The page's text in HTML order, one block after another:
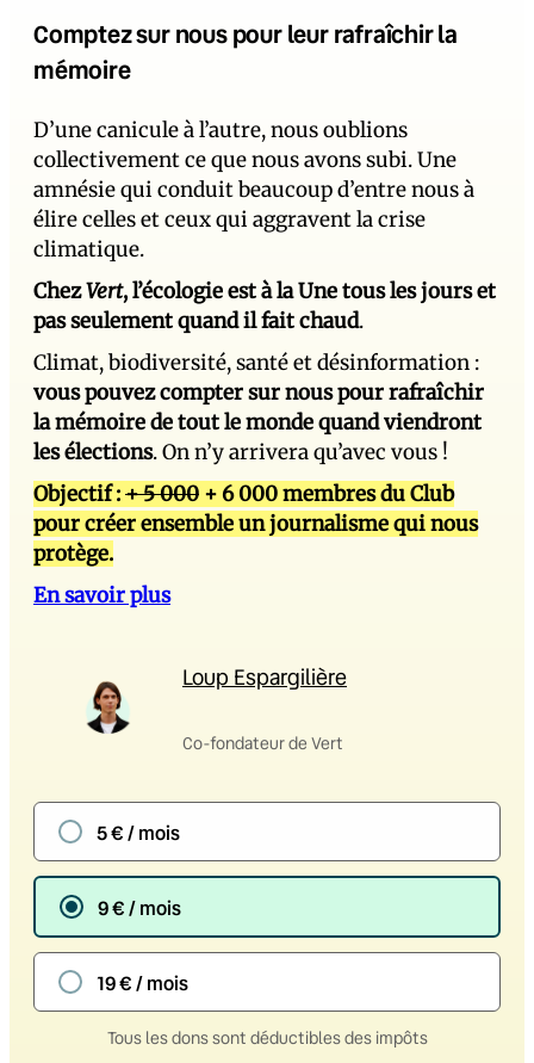
Comptez sur nous pour leur rafraîchir la
mémoire
D’une canicule à l’autre, nous oublions
collectivement ce que nous avons subi. Une
amnésie qui conduit beaucoup d’entre nous à
élire celles et ceux qui aggravent la crise
climatique.
ChezVert, l’écologie est à la Une tous les jours et
pas seulement quand il fait chaud.
Climat, biodiversité, santé et désinformation :
vous pouvez compter sur nous pour rafraîchir
la mémoire de tout le monde quand viendront
les élections. On n’y arrivera qu’avec vous !
Objectif :+ 5 000 + 6 000 membres du Club
pour créer ensemble un journalisme qui nous
protège.
En savoir plus
Loup Espargilière
Co-fondateur de Vert
5 € / mois
9 € / mois
19 € / mois
Tous les dons sont déductibles des impôts